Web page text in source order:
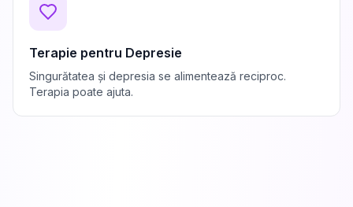
Terapie pentru Depresie
Singurătatea și depresia se alimentează reciproc.
Terapia poate ajuta.